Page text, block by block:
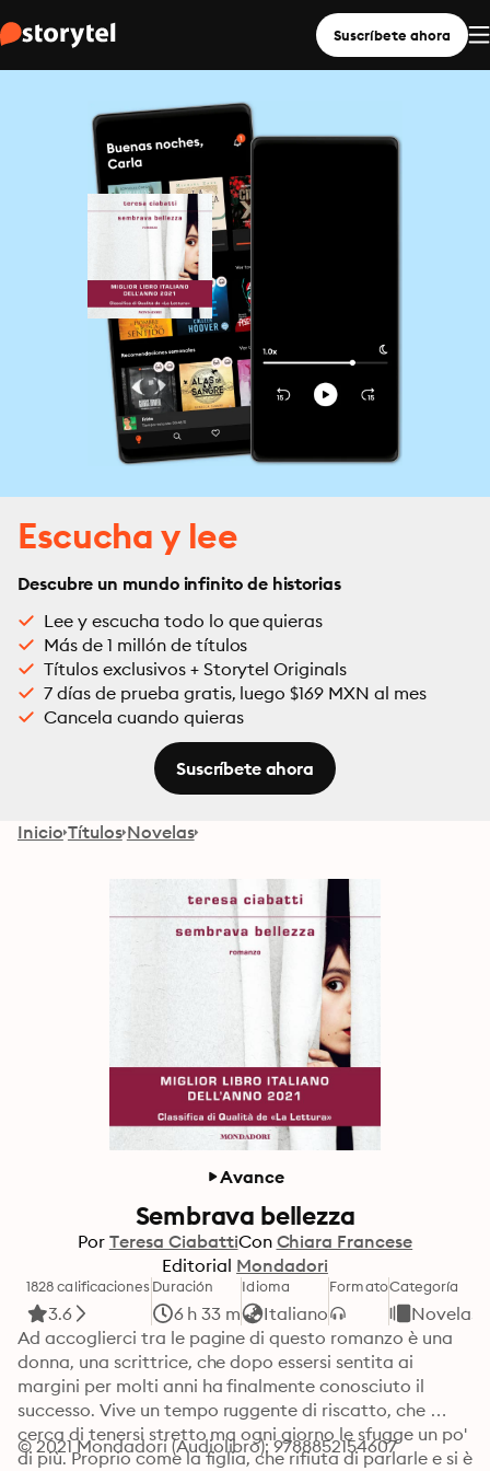
Suscríbete ahora
Escucha y lee
Descubre un mundo infinito de historias
Lee y escucha todo lo que quieras
Más de 1 millón de títulos
Títulos exclusivos + Storytel Originals
7 días de prueba gratis, luego $169 MXN al mes
Cancela cuando quieras
Suscríbete ahora
Inicio Títulos Novelas
Avance
Sembrava bellezza
Por Teresa CiabattiCon Chiara Francese
Editorial Mondadori
1828 calificaciones
3.6
Duración
6 h 33 m
Idioma
Italiano
FormatoCategoría
Novelas
Ad accoglierci tra le pagine di questo romanzo è una
donna, una scrittrice, che dopo essersi sentita ai
margini per molti anni ha finalmente conosciuto il
successo. Vive un tempo ruggente di riscatto, che
cerca di tenersi stretto ma ogni giorno le sfugge un po'
di più. Proprio come la figlia, che rifiuta di parlarle e si è
© 2021 Mondadori (Audiolibro): 9788852154607